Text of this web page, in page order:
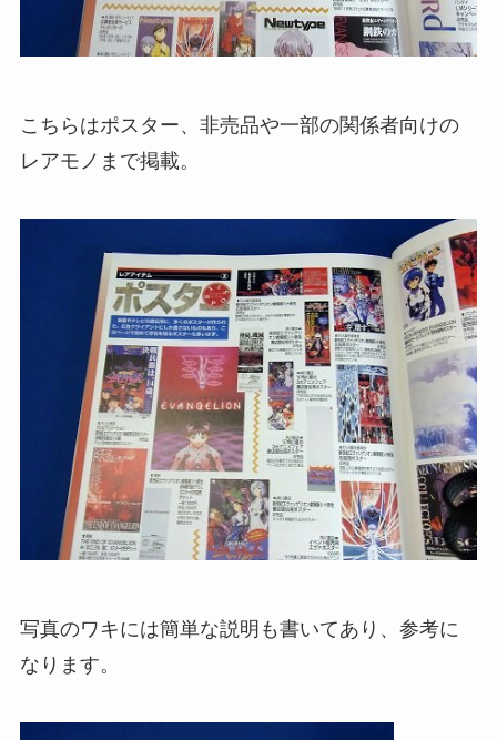
こちらはポスター、非売品や一部の関係者向けの
レアモノまで掲載。
写真のワキには簡単な説明も書いてあり、参考に
なります。